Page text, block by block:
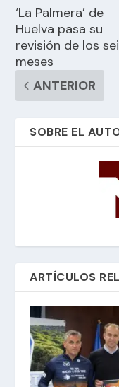
‘La Palmera’ de
Huelva pasa su
revisión de los
meses
ANTERIOR
SOBRE EL
ARTÍCULOS